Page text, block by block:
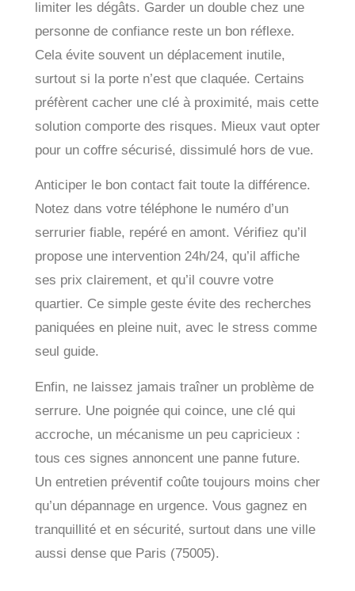
limiter les dégâts. Garder un double chez une
personne de confiance reste un bon réflexe.
Cela évite souvent un déplacement inutile,
surtout si la porte n’est que claquée. Certains
préfèrent cacher une clé à proximité, mais cette
solution comporte des risques. Mieux vaut opter
pour un coffre sécurisé, dissimulé hors de vue.
Anticiper le bon contact fait toute la différence.
Notez dans votre téléphone le numéro d’un
serrurier fiable, repéré en amont. Vérifiez qu’il
propose une intervention 24h/24, qu’il affiche
ses prix clairement, et qu’il couvre votre
quartier. Ce simple geste évite des recherches
paniquées en pleine nuit, avec le stress comme
seul guide.
Enfin, ne laissez jamais traîner un problème de
serrure. Une poignée qui coince, une clé qui
accroche, un mécanisme un peu capricieux :
tous ces signes annoncent une panne future.
Un entretien préventif coûte toujours moins cher
qu’un dépannage en urgence. Vous gagnez en
tranquillité et en sécurité, surtout dans une ville
aussi dense que Paris (75005).